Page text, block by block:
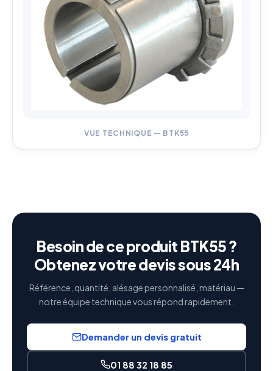
VUE TECHNIQUE — BTK55
Besoin de ce produit BTK55 ?
Obtenez votre devis sous 24h
Référence, quantité, alésage personnalisé, matériau —
notre équipe technique vous répond rapidement.
Demander un devis gratuit
01 88 32 18 85